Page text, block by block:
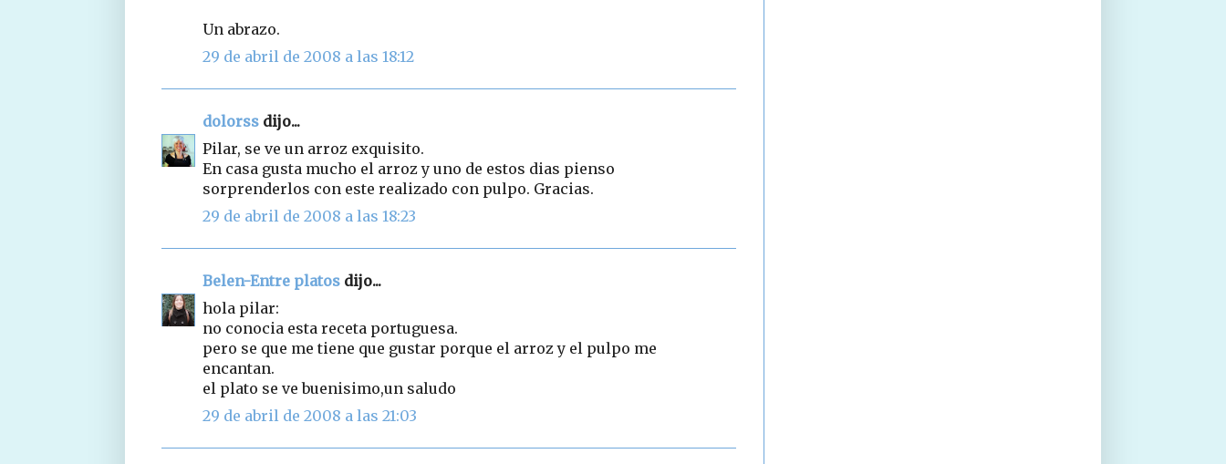
Un abrazo.
29 de abril de 2008 a las 18:12
dolorss dijo...
Pilar, se ve un arroz exquisito.
En casa gusta mucho el arroz y uno de estos dias pienso
sorprenderlos con este realizado con pulpo. Gracias.
29 de abril de 2008 a las 18:23
Belen-Entre platos dijo...
hola pilar:
no conocia esta receta portuguesa.
pero se que me tiene que gustar porque el arroz y el pulpo me
encantan.
el plato se ve buenisimo,un saludo
29 de abril de 2008 a las 21:03